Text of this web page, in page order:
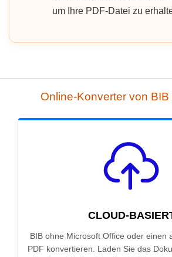
um Ihre PDF-Datei zu
Online-Konverter von
CLOUD-
BIB ohne Microsoft Office oder einen
PDF konvertieren. Laden Sie das